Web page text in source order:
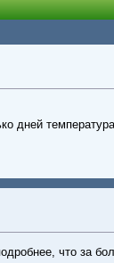
дней
что за